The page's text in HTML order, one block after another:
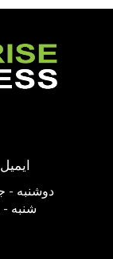
دوشنبه - جمعه: 8:00 صبح -
شنبه - یکشنبه: